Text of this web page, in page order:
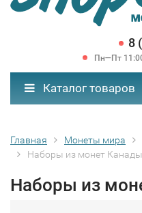
8
Пн—Пт
Каталог товаров
Главная Монеты мира
Наборы из монет Канады
Наборы из